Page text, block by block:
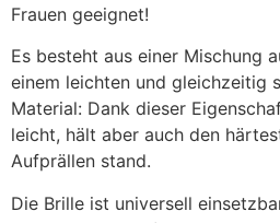
Frauen geeignet!
Es besteht aus einer Mischung
einem leichten und gleichzeitig
Material: Dank dieser
leicht, hält aber auch den
Aufprällen stand.
Die Brille ist universell